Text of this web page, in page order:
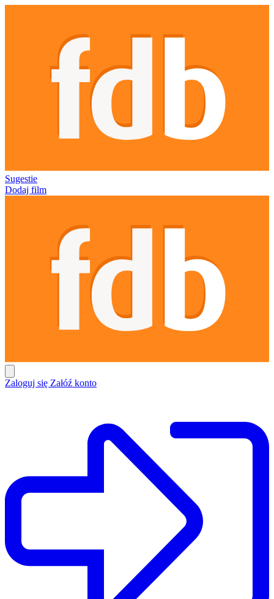
Sugestie
Dodaj film
Zaloguj się Załóź konto